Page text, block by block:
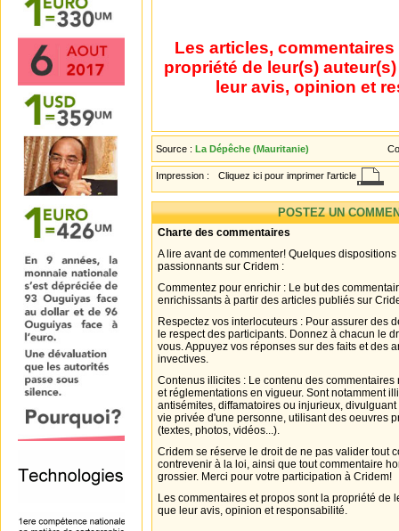
Les articles,
propriété de leur(s)
leur avis, opinion et
Source : La Dépêche (Mauritanie)
Impression : Cliquez ici pour imprimer l'article
POSTEZ UN
Charte des commentaires
A lire avant de commenter! Quelques
passionnants sur Cridem :
Commentez pour enrichir : Le but des
enrichissants à partir des articles publiés sur
Respectez vos interlocuteurs : Pour assurer des
le respect des participants. Donnez à chacun le
vous. Appuyez vos réponses sur des faits et des
invectives.
Contenus illicites : Le contenu des
et réglementations en vigueur. Sont notamment
antisémites, diffamatoires ou injurieux,
vie privée d'une personne, utilisant des oeuvres
(textes, photos, vidéos...).
Cridem se réserve le droit de ne pas valider tout
contrevenir à la loi, ainsi que tout commentaire
grossier. Merci pour votre participation à Cridem!
Les commentaires et propos sont la propriété de
que leur avis, opinion et responsabilité.